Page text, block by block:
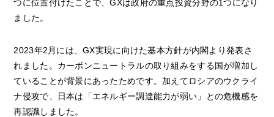
つに位置付けたことで、GXは政府の重点投資分野の1つになり
ました。
2023年2月には、GX実現に向けた基本方針が内閣より発表さ
れました。カーボンニュートラルの取り組みをする国が増加し
ていることが背景にあったためです。加えてロシアのウクライ
ナ侵攻で、日本は「エネルギー調達能力が弱い」との危機感を
再認識しました。